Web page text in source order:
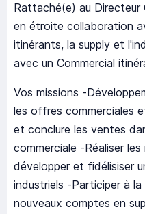
Rattaché(e) au Directeur
en étroite collaboration
itinérants, la supply et
avec un Commercial
Vos missions -
les offres commerciales
et conclure les ventes
commerciale -Réaliser
développer et fidélisiser
industriels -Participer à
nouveaux comptes en